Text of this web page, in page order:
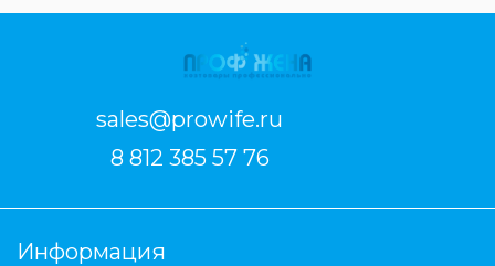
sales@prowife.ru
8 812 385 57 76
Информация